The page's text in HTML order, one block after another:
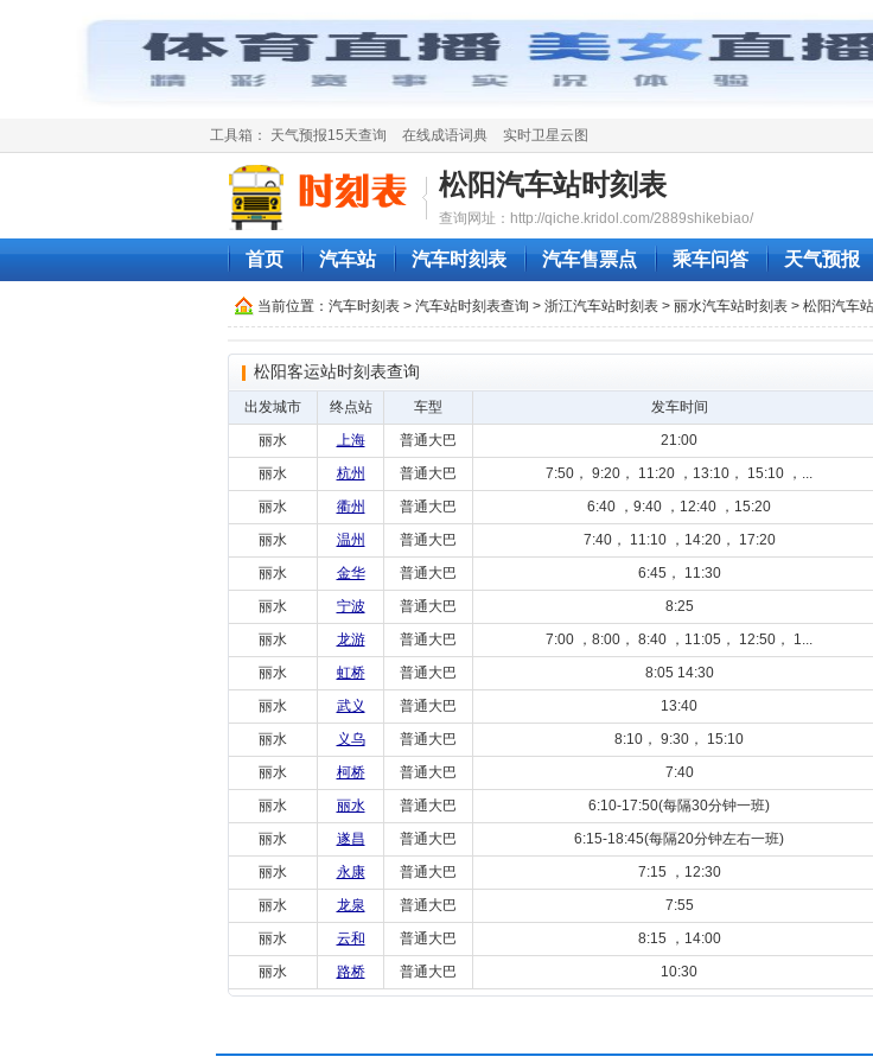
工具箱： 天气预报15天查询 在线成语词典 实时卫星云图
松阳汽车站时刻表
查询网址：http://qiche.kridol.com/2889shikebiao/
首页 汽车站 汽车时刻表 汽车售票点 乘车问答 天气预报
当前位置： 汽车时刻表 > 汽车站时刻表查询 > 浙江汽车站时刻表 > 丽水汽车站时刻表 > 松阳汽车
松阳客运站时刻表查询
出发城市 终点站 车型 发车时间
丽水
上海 普通大巴 21:00
丽水
杭州 普通大巴 7:50， 9:20， 11:20 ，13:10， 15:10 ，...
丽水
衢州 普通大巴 6:40 ，9:40 ，12:40 ，15:20
丽水
温州 普通大巴 7:40， 11:10 ，14:20， 17:20
丽水
金华 普通大巴 6:45， 11:30
丽水
宁波 普通大巴 8:25
丽水
龙游 普通大巴 7:00 ，8:00， 8:40 ，11:05， 12:50， 1...
丽水
虹桥 普通大巴 8:05 14:30
丽水
武义 普通大巴 13:40
丽水
义乌 普通大巴 8:10， 9:30， 15:10
丽水
柯桥 普通大巴 7:40
丽水
丽水 普通大巴 6:10-17:50(每隔30分钟一班)
丽水
遂昌 普通大巴 6:15-18:45(每隔20分钟左右一班)
丽水
永康 普通大巴 7:15 ，12:30
丽水
龙泉 普通大巴 7:55
丽水
云和 普通大巴 8:15 ，14:00
丽水
路桥 普通大巴 10:30